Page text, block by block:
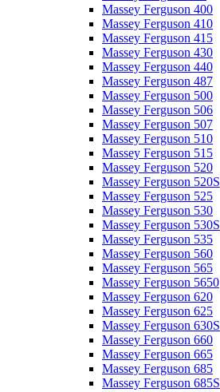
Massey Ferguson 400
Massey Ferguson 410
Massey Ferguson 415
Massey Ferguson 430
Massey Ferguson 440
Massey Ferguson 487
Massey Ferguson 500
Massey Ferguson 506
Massey Ferguson 507
Massey Ferguson 510
Massey Ferguson 515
Massey Ferguson 520
Massey Ferguson 520S
Massey Ferguson 525
Massey Ferguson 530
Massey Ferguson 530S
Massey Ferguson 535
Massey Ferguson 560
Massey Ferguson 565
Massey Ferguson 5650
Massey Ferguson 620
Massey Ferguson 625
Massey Ferguson 630S
Massey Ferguson 660
Massey Ferguson 665
Massey Ferguson 685
Massey Ferguson 685S